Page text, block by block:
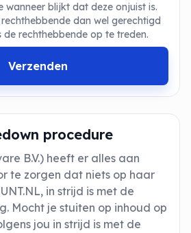
wanneer blijkt dat deze onjuist is.
dan wel gerechtigd
de rechthebbende op te treden.
Verzenden
procedure
B.V.) heeft er alles aan
te zorgen dat niets op haar
in strijd is met de
Mocht je stuiten op inhoud op
jou in strijd is met de